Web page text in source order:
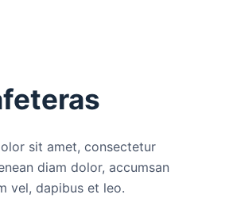
sit amet, consectetur
diam dolor, accumsan
vel, dapibus et leo.